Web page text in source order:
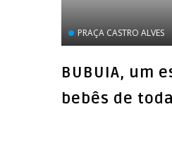
PRAÇA CASTRO ALVES
BUBUIA, um
bebês de